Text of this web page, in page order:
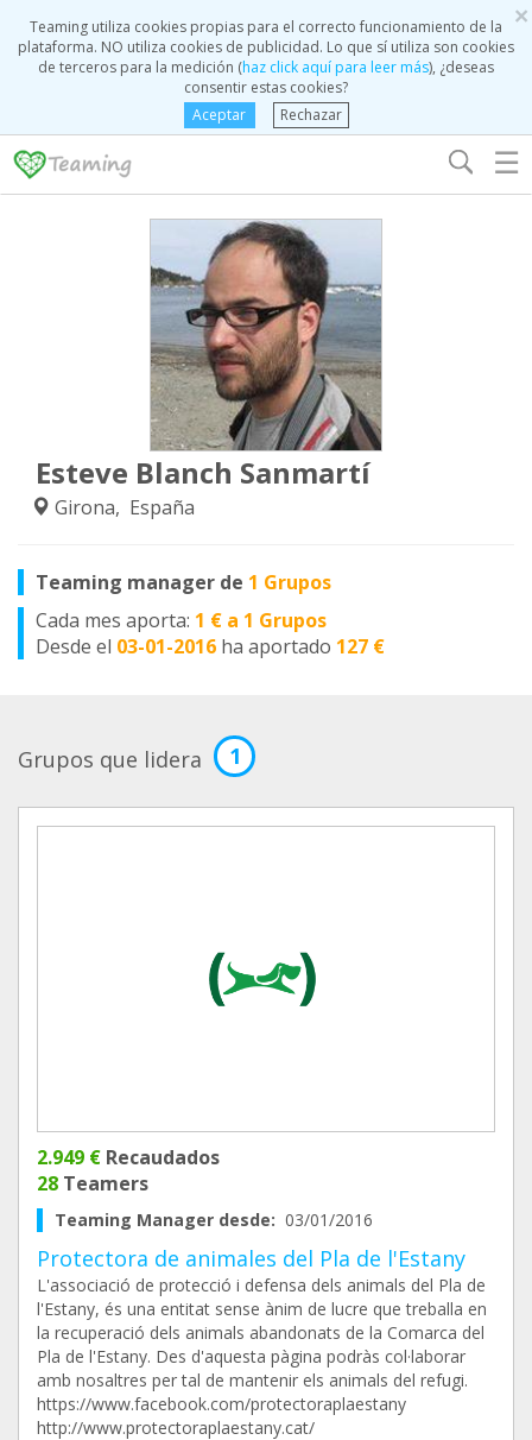
×
Teaming utiliza cookies propias para el correcto funcionamiento de la
plataforma. NO utiliza cookies de publicidad. Lo que sí utiliza son cookies
de terceros para la medición (haz click aquí para leer más), ¿deseas
consentir estas cookies?
Aceptar
Rechazar
☰
Esteve Blanch Sanmartí
Girona, España
Teaming manager de 1 Grupos
Cada mes aporta: 1 € a 1 Grupos
Desde el 03-01-2016 ha aportado 127 €
Grupos que lidera 1
2.949 € Recaudados
28 Teamers
Teaming Manager desde: 03/01/2016
Protectora de animales del Pla de l'Estany
L'associació de protecció i defensa dels animals del Pla de
l'Estany, és una entitat sense ànim de lucre que treballa en
la recuperació dels animals abandonats de la Comarca del
Pla de l'Estany. Des d'aquesta pàgina podràs col·laborar
amb nosaltres per tal de mantenir els animals del refugi.
https://www.facebook.com/protectoraplaestany
http://www.protectoraplaestany.cat/